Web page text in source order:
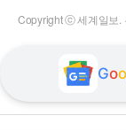
Copyright ⓒ 세계일보.
Goo